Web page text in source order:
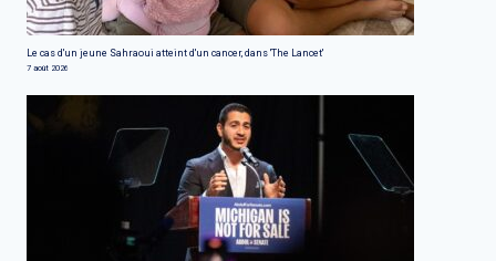
Le cas d'un jeune Sahraoui atteint d'un cancer, dans 'The Lancet'
7 août 2026